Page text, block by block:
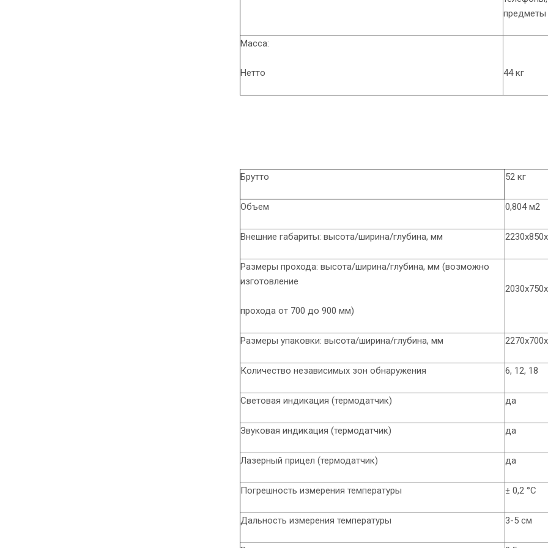
предметы
Масса:
Нетто 44 кг
Брутто 52 кг
Объем 0,804 м2
Внешние габариты: высота/ширина/глубина, мм
Размеры прохода: высота/ширина/глубина, мм (возможно
изготовление
прохода от 700 до 900 мм)
Размеры упаковки: высота/ширина/глубина, мм
Количество независимых зон обнаружения 6, 12, 18
Световая индикация (термодатчик) да
Звуковая индикация (термодатчик) да
Лазерный прицел (термодатчик) да
Погрешность измерения температуры ± 0,2 °C
Дальность измерения температуры 3-5 см